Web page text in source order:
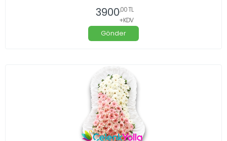
3900,00 TL
+KDV
Gönder